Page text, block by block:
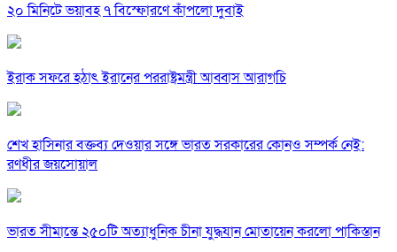
২০ মিনিটে ভয়াবহ ৭ বিস্ফোরণে কাঁপলো দুবাই
ইরাক সফরে হঠাৎ ইরানের পররাষ্ট্রমন্ত্রী আব্বাস আরাগচি
শেখ হাসিনার বক্তব্য দেওয়ার সঙ্গে ভারত সরকারের কোনও সম্পর্ক নেই:
রণধীর জয়সোয়াল
ভারত সীমান্তে ২৫০টি অত্যাধুনিক চীনা যুদ্ধযান মোতায়েন করলো পাকিস্তান